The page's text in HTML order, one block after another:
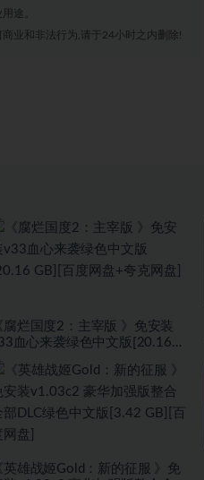
途。
业和非法行为,请于24小时之内删除!
腐烂国度2：主宰版 》免安装
血心来袭绿色中文版[20.16
英雄战姬Gold：新的征服 》免